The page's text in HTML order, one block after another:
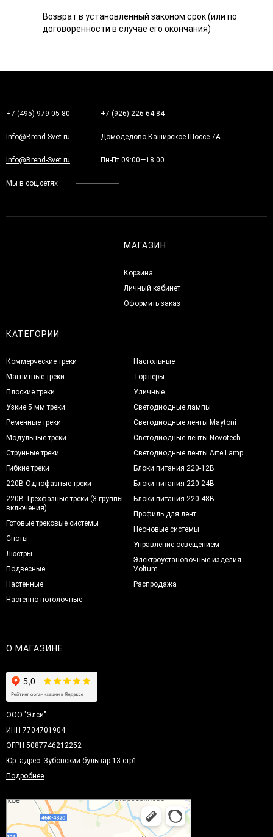
Возврат в установленный законом срок (или по
договоренности в случае его окончания)
+7 (495) 979-05-80 +7 (926) 226-64-84
Info@Brend-Svet.ru Домодедово Каширское Шоссе 7А
Info@Brend-Svet.ru Пн-Пт 09:00—18:00
Мы в соц.сетях
МАГАЗИН
Корзина
Личный кабинет
Оформить заказ
КАТЕГОРИИ
Коммерческие треки
Магнитные треки
Плоские треки
Узкие 5 мм треки
Ременные треки
Модульные треки
Струнные треки
Гибкие треки
220В Однофазные треки
220В Трехфазные треки (3 группы
включения)
Готовые трековые системы
Споты
Люстры
Подвесные
Настенные
Настенно-потолочные
Настольные
Торшеры
Уличные
Светодиодные лампы
Светодиодные ленты Maytoni
Светодиодные ленты Novotech
Светодиодные ленты Arte Lamp
Блоки питания 220-12В
Блоки питания 220-24В
Блоки питания 220-48В
Профиль для лент
Неоновые системы
Управление освещением
Электроустановочные изделия
Voltum
Распродажа
О МАГАЗИНЕ
ООО "Элси"
ИНН 7704701904
ОГРН 5087746212252
Юр. адрес: Зубовский бульвар 13 стр1
Подробнее